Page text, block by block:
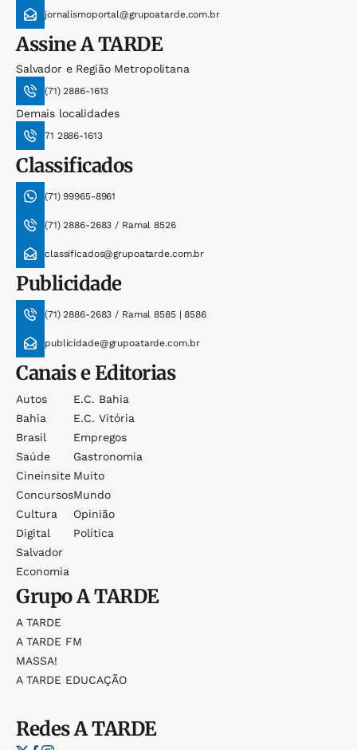
jornalismoportal@grupoatarde.com.br
AssineA TARDE
Salvador e Região Metropolitana
(71) 2886-1613
Demais localidades
71 2886-1613
Classificados
(71) 99965-8961
(71) 2886-2683 / Ramal 8526
classificados@grupoatarde.com.br
Publicidade
(71) 2886-2683 / Ramal 8585 | 8586
publicidade@grupoatarde.com.br
Canais e Editorias
Autos
Bahia
Brasil
Saúde
Cineinsite
Concursos
Cultura
Digital
Salvador
Economia
E.c. Bahia
E.c. Vitória
Empregos
Gastronomia
Muito
Mundo
Opinião
Política
GrupoA TARDE
A TARDE
A TARDE FM
MASSA!
A TARDE EDUCAÇÃO
RedesA TARDE